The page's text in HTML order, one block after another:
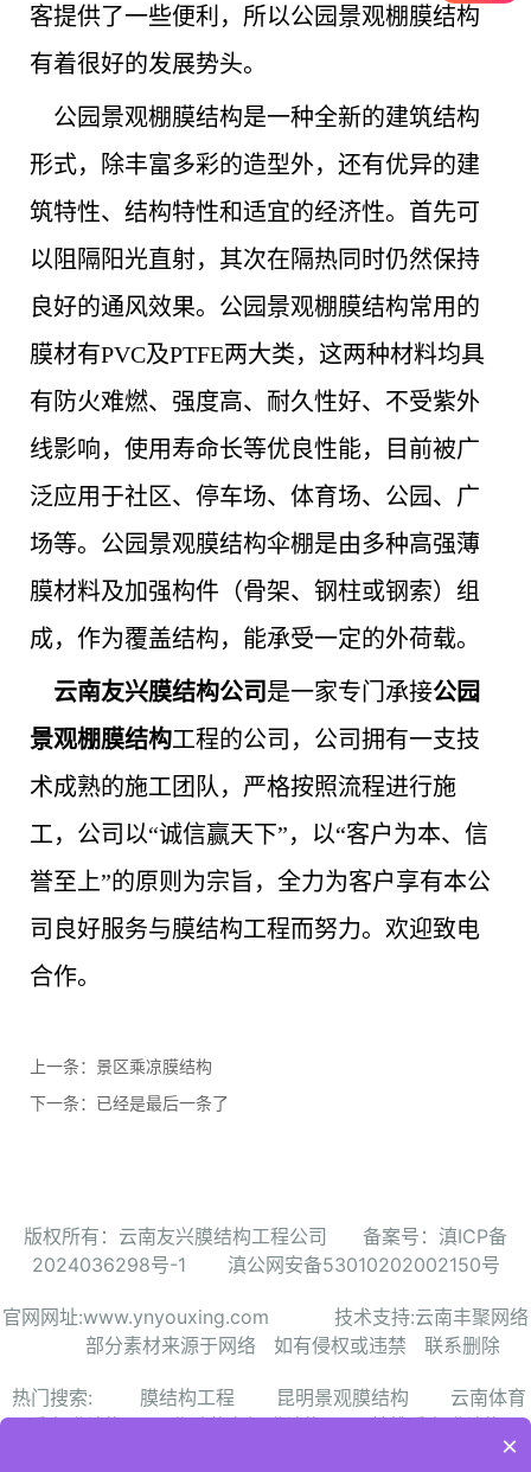
客提供了一些便利，所以公园景观棚膜结构
有着很好的发展势头。
公园景观棚膜结构是一种全新的建筑结构
形式，除丰富多彩的造型外，还有优异的建
筑特性、结构特性和适宜的经济性。首先可
以阻隔阳光直射，其次在隔热同时仍然保持
良好的通风效果。公园景观棚膜结构常用的
膜材有PVC及PTFE两大类，这两种材料均具
有防火难燃、强度高、耐久性好、不受紫外
线影响，使用寿命长等优良性能，目前被广
泛应用于社区、停车场、体育场、公园、广
场等。公园景观膜结构伞棚是由多种高强薄
膜材料及加强构件（骨架、钢柱或钢索）组
成，作为覆盖结构，能承受一定的外荷载。
云南友兴膜结构公司是一家专门承接公园
景观棚膜结构工程的公司，公司拥有一支技
术成熟的施工团队，严格按照流程进行施
工，公司以“诚信赢天下”，以“客户为本、信
誉至上”的原则为宗旨，全力为客户享有本公
司良好服务与膜结构工程而努力。欢迎致电
合作。
上一条： 景区乘凉膜结构
下一条：已经是最后一条了
版权所有：云南友兴膜结构工程公司
备案号：滇ICP备
2024036298号-1
滇公网安备53010202002150号
官网网址:www.ynyouxing.com 技术支持:云南丰聚网络
部分素材来源于网络 如有侵权或违禁 联系删除
热门搜索: 膜结构工程 昆明景观膜结构
云南体育
看台膜结构
曲靖停车棚膜结构 楚雄看台膜结构
×